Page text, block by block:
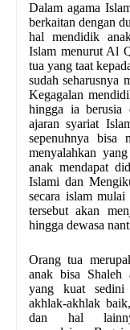
Dalam agama
berkaitan dengan
hal mendidik
Islam menurut Al
tua yang taat
sudah seharusnya
Kegagalan
hingga ia berusia
ajaran syariat
sepenuhnya bisa
menyalahkan
anak mendapat
Islami dan
secara islam
tersebut akan
hingga dewasa
Orang tua
anak bisa Shaleh
yang kuat sedini
akhlak­-akhlak
dan hal